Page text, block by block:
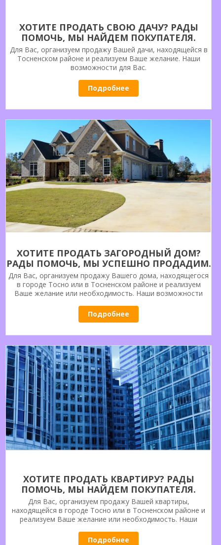
ХОТИТЕ ПРОДАТЬ СВОЮ ДАЧУ? РАДЫ
ПОМОЧЬ, МЫ НАЙДЕМ ПОКУПАТЕЛЯ.
ОБРАЩАЙТЕСЬ.
Для Вас, организуем продажу Вашей дачи, находящейся в
Тосненском районе и реализуем Ваше желание. Наши
возможности для Вас.
Подробнее
ХОТИТЕ ПРОДАТЬ ЗАГОРОДНЫЙ ДОМ?
РАДЫ ПОМОЧЬ, МЫ УСПЕШНО ПРОДАДИМ.
ОБРАЩАЙТЕСЬ.
Для Вас, организуем продажу Вашего дома, находящегося
в городе Тосно или в Тосненском районе и реализуем
Ваше желание или необходимость. Наши возможности
Подробнее
ХОТИТЕ ПРОДАТЬ КВАРТИРУ? РАДЫ
ПОМОЧЬ, МЫ НАЙДЕМ ПОКУПАТЕЛЯ.
ОБРАЩАЙТЕСЬ.
Для Вас, организуем продажу Вашей квартиры,
находящейся в городе Тосно или в Тосненском районе и
реализуем Ваше желание или необходимость. Наши
Подробнее